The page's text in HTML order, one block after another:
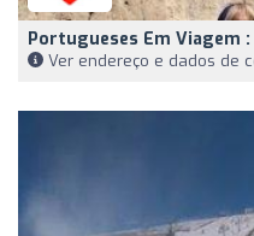
Portugueses Em Viagem
Ver endereço e dados de